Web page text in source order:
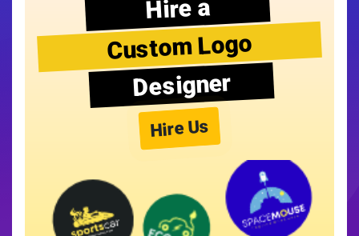
Hire a
Custom Logo
Designer
Hire Us